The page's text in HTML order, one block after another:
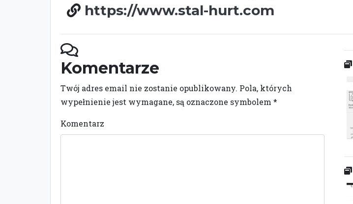
https://www.stal-hurt.com
Komentarze
Twój adres email nie zostanie opublikowany. Pola, których
wypełnienie jest wymagane, są oznaczone symbolem *
Komentarz